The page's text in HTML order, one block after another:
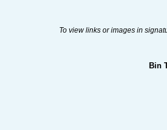
To view links or images in
Bin